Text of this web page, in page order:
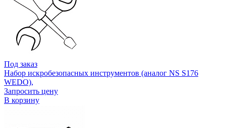
Под заказ
Набор искробезопасных инструментов (аналог NS S176
WEDO),
Запросить цену
В корзину